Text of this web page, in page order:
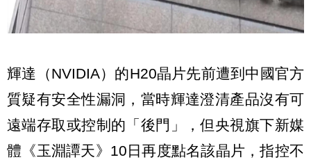
輝達（NVIDIA）的H20晶片先前遭到中國官方
質疑有安全性漏洞，當時輝達澄清產品沒有可
遠端存取或控制的「後門」，但央視旗下新媒
體《玉淵譚天》10日再度點名該晶片，指控不